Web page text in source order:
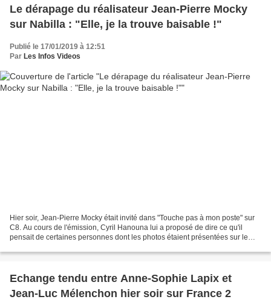
Le dérapage du réalisateur Jean-Pierre Mocky
sur Nabilla : "Elle, je la trouve baisable !"
Publié le 17/01/2019 à 12:51
Par Les Infos Videos
Hier soir, Jean-Pierre Mocky était invité dans "Touche pas à mon poste" sur
C8. Au cours de l'émission, Cyril Hanouna lui a proposé de dire ce qu'il
pensait de certaines personnes dont les photos étaient présentées sur le
Echange tendu entre Anne-Sophie Lapix et
Jean-Luc Mélenchon hier soir sur France 2